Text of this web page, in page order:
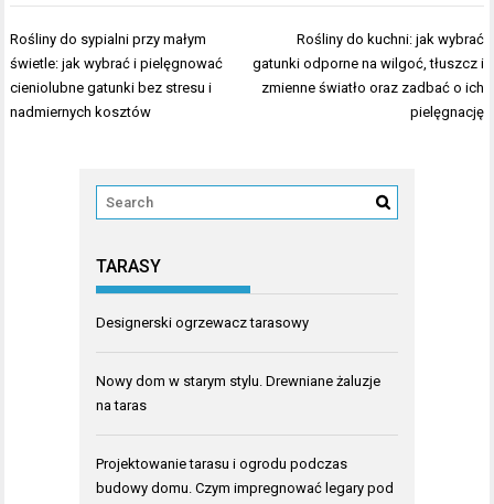
Nawigacja
wpisu
Rośliny do sypialni przy małym
świetle: jak wybrać i pielęgnować
cieniolubne gatunki bez stresu i
nadmiernych kosztów
Rośliny do kuchni: jak wybrać
gatunki odporne na wilgoć, tłuszcz i
zmienne światło oraz zadbać o ich
pielęgnację
TARASY
Designerski ogrzewacz tarasowy
Nowy dom w starym stylu. Drewniane żaluzje
na taras
Projektowanie tarasu i ogrodu podczas
budowy domu. Czym impregnować legary pod